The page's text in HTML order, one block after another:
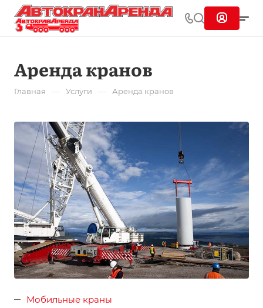
Аренда кранов
Главная — Услуги — Аренда кранов
Мобильные краны